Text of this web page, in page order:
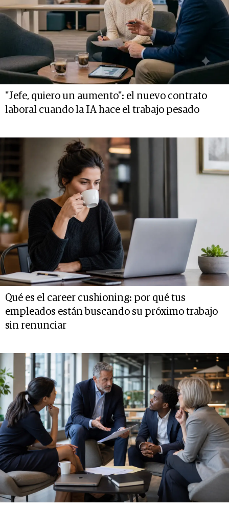
"Jefe, quiero un aumento": el nuevo contrato
laboral cuando la IA hace el trabajo pesado
Qué es el career cushioning: por qué tus
empleados están buscando su próximo trabajo
sin renunciar